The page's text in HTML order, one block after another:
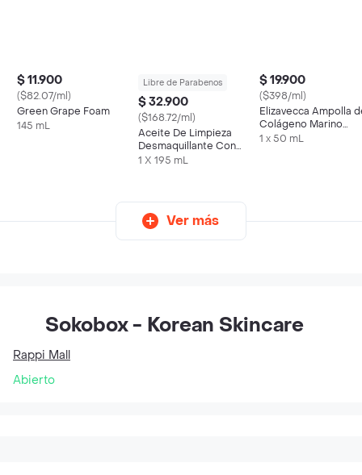
$ 11.900
($82.07/ml)
Green Grape Foam
145 mL
Libre de Parabenos
$ 32.900
($168.72/ml)
Aceite De Limpieza
Desmaquillante Con
Soya Fermentada
1 X 195 mL
$ 19.900
($398/ml)
Elizavecca Ampolla
Colágeno Marino
Witch Pigg Hell Pore
1 x 50 mL
Ver más
Sokobox - Korean Skincare
Rappi Mall
Abierto